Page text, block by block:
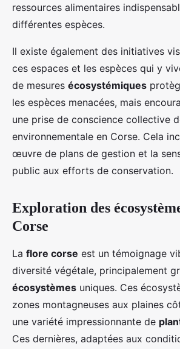
ressources alimentaires
différentes espèces.
Il existe également des initiatives
ces espaces et les espèces qui y
de mesures écosystémiques
les espèces menacées, mais
une prise de conscience collective
environnementale en Corse. Cela
œuvre de plans de gestion et la
public aux efforts de conservation.
Exploration des
Corse
La flore corse est un témoignage
diversité végétale, principalement
écosystèmes uniques. Ces
zones montagneuses aux plaines
une variété impressionnante de
Ces dernières, adaptées aux